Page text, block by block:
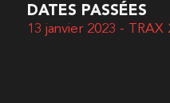
DATES PASSÉES
13 janvier 2023 - TRAX